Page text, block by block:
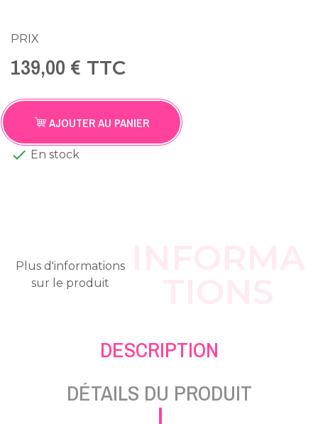
PRIX
139,00 € TTC
AJOUTER AU PANIER
 En stock
Plus d'informations
sur le produit
DESCRIPTION
DÉTAILS DU PRODUIT